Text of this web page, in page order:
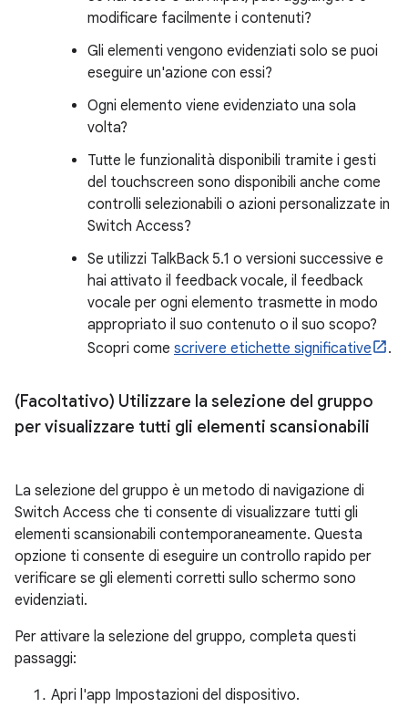
modificare facilmente i contenuti?
Gli elementi vengono evidenziati solo se puoi
eseguire un'azione con essi?
Ogni elemento viene evidenziato una sola
volta?
Tutte le funzionalità disponibili tramite i gesti
del touchscreen sono disponibili anche come
controlli selezionabili o azioni personalizzate in
Switch Access?
Se utilizzi TalkBack 5.1 o versioni successive e
hai attivato il feedback vocale, il feedback
vocale per ogni elemento trasmette in modo
appropriato il suo contenuto o il suo scopo?
Scopri come scrivere etichette significative .
(Facoltativo) Utilizzare la selezione del gruppo
per visualizzare tutti gli elementi scansionabili
La selezione del gruppo è un metodo di navigazione di
Switch Access che ti consente di visualizzare tutti gli
elementi scansionabili contemporaneamente. Questa
opzione ti consente di eseguire un controllo rapido per
verificare se gli elementi corretti sullo schermo sono
evidenziati.
Per attivare la selezione del gruppo, completa questi
passaggi:
Apri l'app Impostazioni del dispositivo.